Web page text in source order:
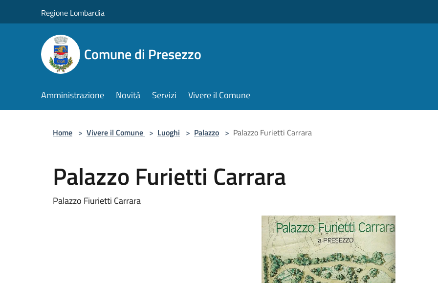
Regione Lombardia
Comune di Presezzo
Amministrazione Novità Servizi Vivere il Comune
Home > Vivere il Comune > Luoghi > Palazzo > Palazzo Furietti Carrara
Palazzo Furietti Carrara
Palazzo Fiurietti Carrara